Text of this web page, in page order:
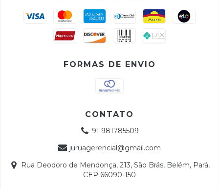
FORMAS DE ENVIO
CONTATO
91 981785509
juruagerencial@gmail.com
Rua Deodoro de Mendonça, 213, São Brás, Belém, Pará,
CEP 66090-150